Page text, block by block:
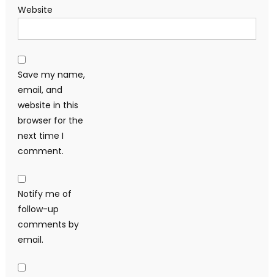
Website
Save my name,
email, and
website in this
browser for the
next time I
comment.
Notify me of
follow-up
comments by
email.